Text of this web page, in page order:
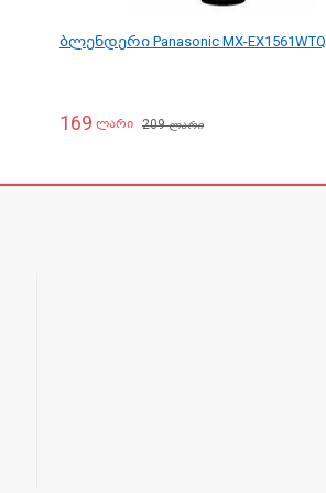
ბლენდერი Panasonic MX-EX1561WTQ
169 ლარი 209ლარი